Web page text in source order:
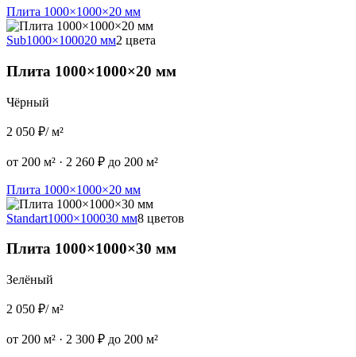
Плита 1000×1000×20 мм
Sub1000×100020 мм2 цвета
Плита 1000×1000×20 мм
Чёрный
2 050 ₽/ м²
от 200 м² · 2 260 ₽ до 200 м²
Плита 1000×1000×20 мм
Standart1000×100030 мм8 цветов
Плита 1000×1000×30 мм
Зелёный
2 050 ₽/ м²
от 200 м² · 2 300 ₽ до 200 м²